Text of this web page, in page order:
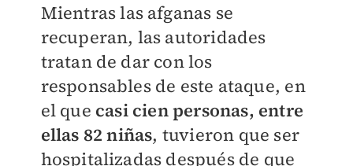
Mientras las afganas se
recuperan, las autoridades
tratan de dar con los
responsables de este ataque, en
el que casi cien personas, entre
ellas 82 niñas, tuvieron que ser
hospitalizadas después de que